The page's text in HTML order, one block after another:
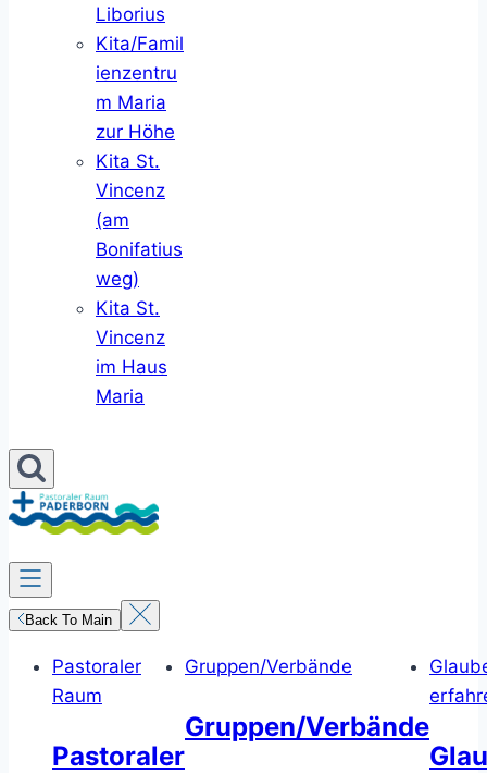
Liborius
Kita/Famil
ienzentru
m Maria
zur Höhe
Kita St.
Vincenz
(am
Bonifatius
weg)
Kita St.
Vincenz
im Haus
Maria
Back To Main
Pastoraler
Raum
Pastoraler
Gruppen/Verbände
Gruppen/Verbände